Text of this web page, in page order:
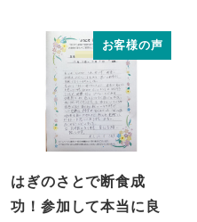
お客様の声
はぎのさとで断食成
功！参加して本当に良